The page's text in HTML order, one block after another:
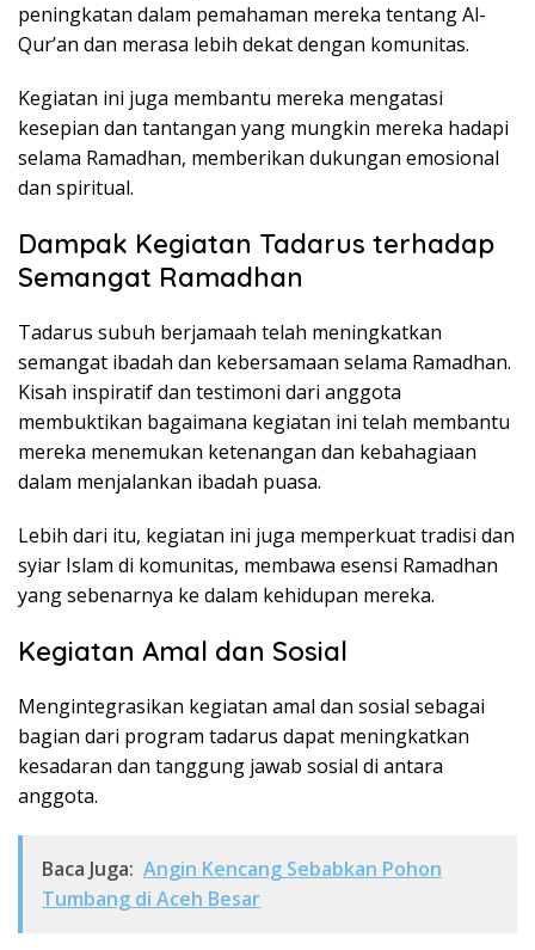
peningkatan dalam pemahaman mereka tentang Al-
Qur’an dan merasa lebih dekat dengan komunitas.
Kegiatan ini juga membantu mereka mengatasi
kesepian dan tantangan yang mungkin mereka hadapi
selama Ramadhan, memberikan dukungan emosional
dan spiritual.
Dampak Kegiatan Tadarus terhadap
Semangat Ramadhan
Tadarus subuh berjamaah telah meningkatkan
semangat ibadah dan kebersamaan selama Ramadhan.
Kisah inspiratif dan testimoni dari anggota
membuktikan bagaimana kegiatan ini telah membantu
mereka menemukan ketenangan dan kebahagiaan
dalam menjalankan ibadah puasa.
Lebih dari itu, kegiatan ini juga memperkuat tradisi dan
syiar Islam di komunitas, membawa esensi Ramadhan
yang sebenarnya ke dalam kehidupan mereka.
Kegiatan Amal dan Sosial
Mengintegrasikan kegiatan amal dan sosial sebagai
bagian dari program tadarus dapat meningkatkan
kesadaran dan tanggung jawab sosial di antara
anggota.
Baca Juga: Angin Kencang Sebabkan Pohon
Tumbang di Aceh Besar